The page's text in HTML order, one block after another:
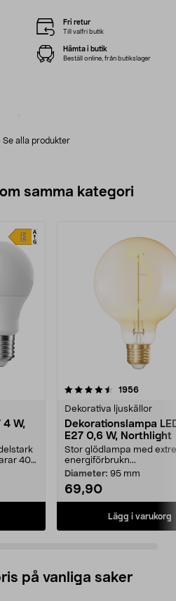
Se alla produkter
Fri retur
Till valfri butik
Hämta i butik
Beställ online, från butikslager
samma kategori
4 W,
40
1956
Dekorativa ljuskällor
Dekorationslampa
E27 0,6 W, Northlight
Stor glödlampa med
energiförbrukn...
Diameter: 95 mm
69,90
Lägg i varukorg
4.5 av 5 stjärnor
på vanliga saker